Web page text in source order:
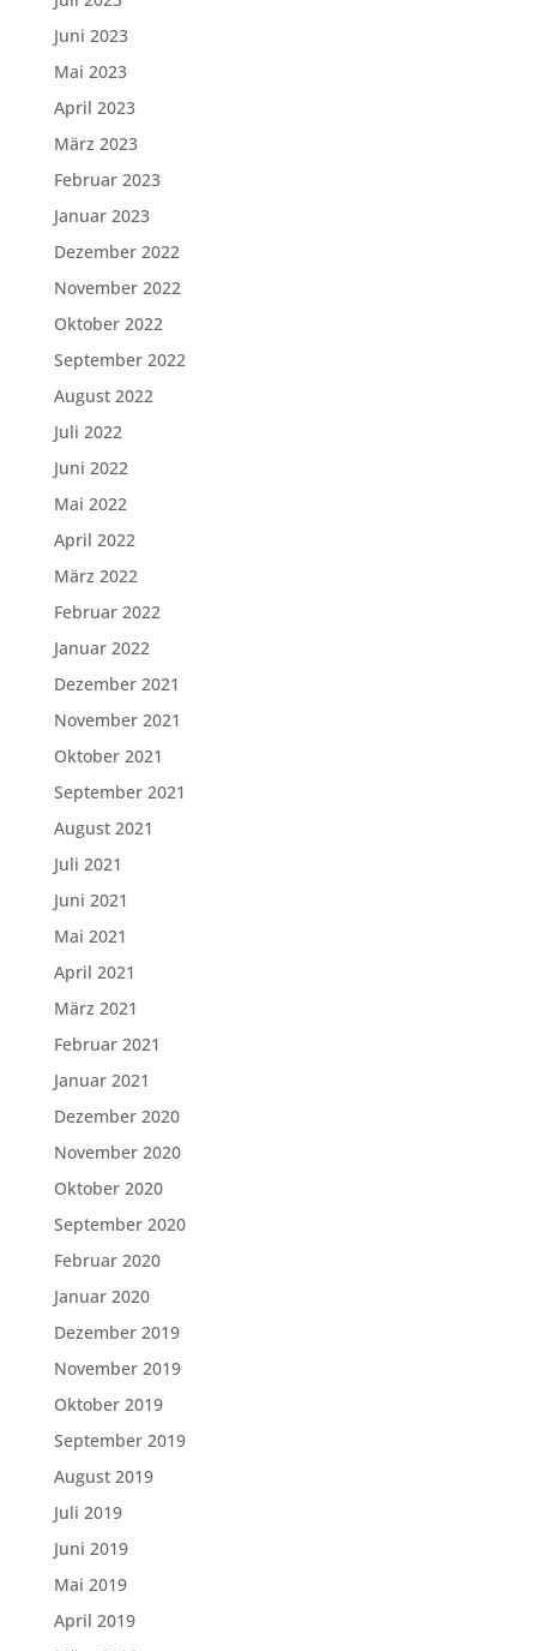
Juni 2023
Mai 2023
April 2023
März 2023
Februar 2023
Januar 2023
Dezember 2022
November 2022
Oktober 2022
September 2022
August 2022
Juli 2022
Juni 2022
Mai 2022
April 2022
März 2022
Februar 2022
Januar 2022
Dezember 2021
November 2021
Oktober 2021
September 2021
August 2021
Juli 2021
Juni 2021
Mai 2021
April 2021
März 2021
Februar 2021
Januar 2021
Dezember 2020
November 2020
Oktober 2020
September 2020
Februar 2020
Januar 2020
Dezember 2019
November 2019
Oktober 2019
September 2019
August 2019
Juli 2019
Juni 2019
Mai 2019
April 2019